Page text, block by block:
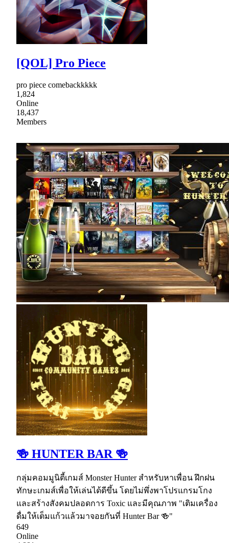
[QOL] Pro Piece
pro piece comebackkkkk
1,824
Online
18,437
Members
🍻 HUNTER BAR 🍻
กลุ่มคอมมูนิตี้เกมส์ Monster Hunter สำหรับหาเพื่อน ฝึกฝน
ทักษะเกมส์เพื่อให้เล่นได้ดีขึ้น โดยไม่พึ่งพาโปรแกรมโกง
และสร้างสังคมปลอดการ Toxic และมีคุณภาพ "เติมเครื่อง
ดื่มให้เต็มแก้วแล้วมาจอยกันที่ Hunter Bar 🍻"
649
Online